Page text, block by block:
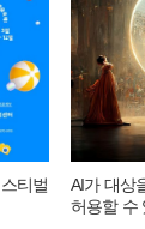
티벌
AI가 대상
허용할 수